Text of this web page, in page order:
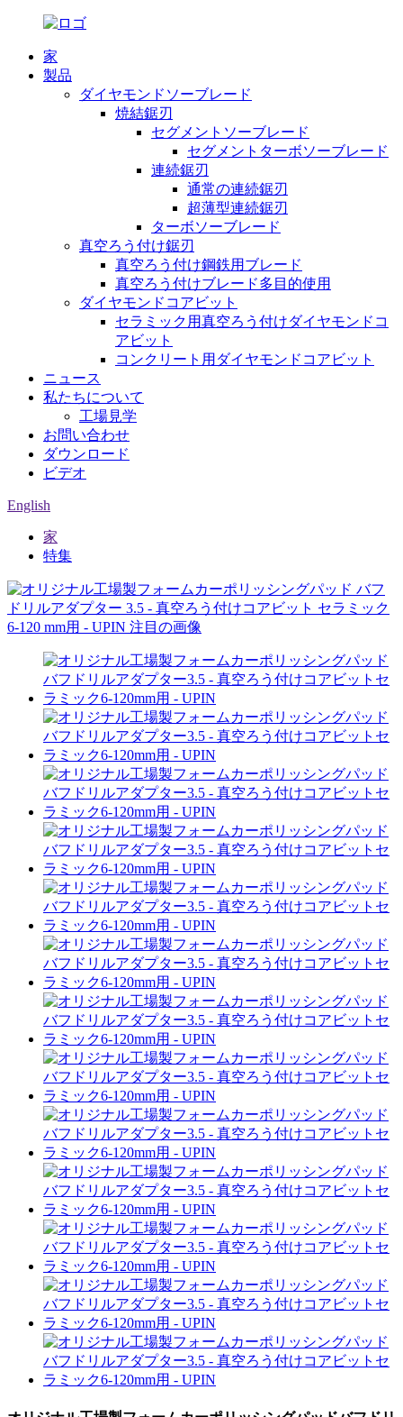
家
製品
ダイヤモンドソーブレード
焼結鋸刃
セグメントソーブレード
セグメントターボソーブレード
連続鋸刃
通常の連続鋸刃
超薄型連続鋸刃
ターボソーブレード
真空ろう付け鋸刃
真空ろう付け鋼鉄用ブレード
真空ろう付けブレード多目的使用
ダイヤモンドコアビット
セラミック用真空ろう付けダイヤモンドコ
アビット
コンクリート用ダイヤモンドコアビット
ニュース
私たちについて
工場見学
お問い合わせ
ダウンロード
ビデオ
English
家
特集